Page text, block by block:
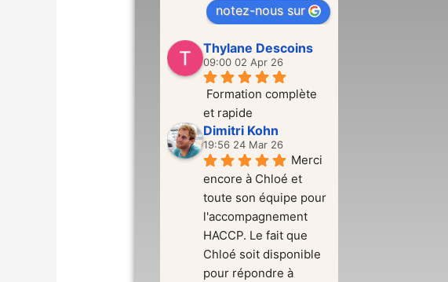
notez-nous sur
Thylane Descoins
09:00 02 Apr 26
Formation complète
et rapide
Dimitri Kohn
19:56 24 Mar 26
Merci
encore à Chloé et
toute son équipe pour
l'accompagnement
HACCP. Le fait que
Chloé soit disponible
pour répondre à